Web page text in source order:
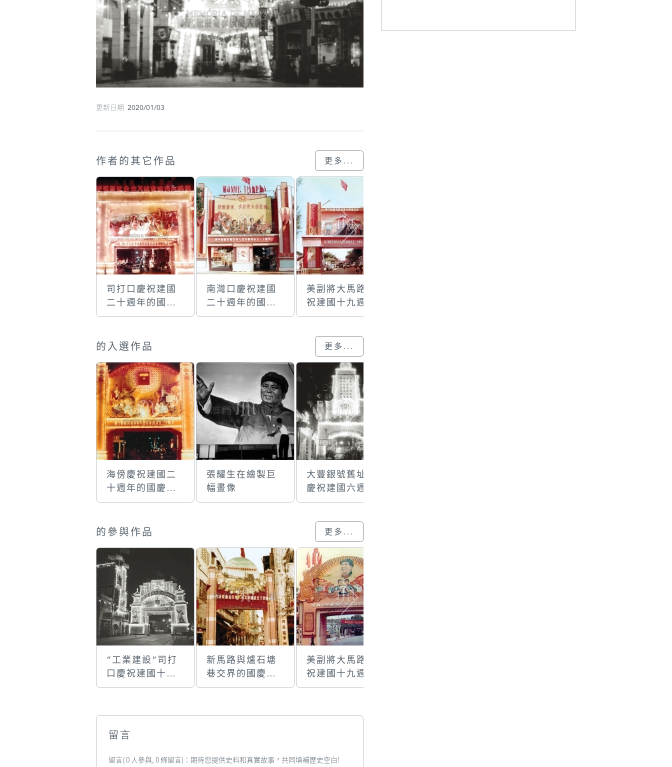
更新日期 2020/01/03
作者的其它作品 更多...
司打口慶祝建國
二十週年的國慶
牌樓
南灣口慶祝建國
二十週年的國慶
牌樓
美副將大馬路慶
祝建國十九週年
的國慶牌樓
的入選作品 更多...
海傍慶祝建國二
十週年的國慶牌
樓
張耀生在繪製巨
幅畫像
大豐銀號舊址旁
慶祝建國六週年
國慶牌樓
的參與作品 更多...
“工業建設”司打
口慶祝建國十一
週年的國慶牌樓
新馬路與爐石塘
巷交界的國慶牌
樓
美副將大馬路慶
祝建國十九週年
的國慶牌樓
留言
留言( 0 人參與, 0 條留言)：期待您提供史料和真實故事，共同填補歷史空白!